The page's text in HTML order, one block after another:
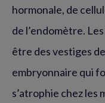
hormonale, de
de l’endomètre.
être des vestiges
embryonnaire qui
s’atrophie chez les